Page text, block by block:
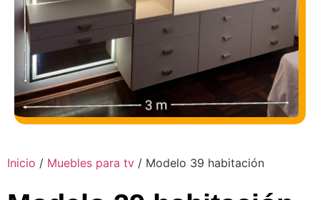
Inicio / Muebles para tv / Modelo 39 habitación